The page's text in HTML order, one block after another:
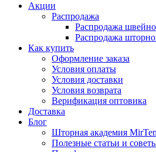
Акции
Распродажа
Распродажа
Распродажа
Как купить
Оформление заказа
Условия оплаты
Условия доставки
Условия возврата
Верификация оптовика
Доставка
Блог
Шторная академия
Полезные статьи и